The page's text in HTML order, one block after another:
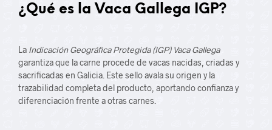
¿Qué es la Vaca Gallega IGP?
La Indicación Geográfica Protegida (IGP) Vaca Gallega
garantiza que la carne procede de vacas nacidas, criadas y
sacrificadas en Galicia. Este sello avala su origen y la
trazabilidad completa del producto, aportando confianza y
diferenciación frente a otras carnes.